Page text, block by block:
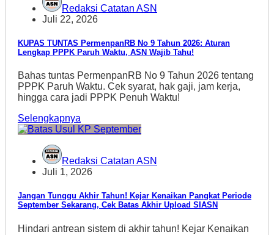
Redaksi Catatan ASN
Juli 22, 2026
KUPAS TUNTAS PermenpanRB No 9 Tahun 2026: Aturan
Lengkap PPPK Paruh Waktu, ASN Wajib Tahu!
Bahas tuntas PermenpanRB No 9 Tahun 2026 tentang
PPPK Paruh Waktu. Cek syarat, hak gaji, jam kerja,
hingga cara jadi PPPK Penuh Waktu!
Selengkapnya
Redaksi Catatan ASN
Juli 1, 2026
Jangan Tunggu Akhir Tahun! Kejar Kenaikan Pangkat Periode
September Sekarang, Cek Batas Akhir Upload SIASN
Hindari antrean sistem di akhir tahun! Kejar Kenaikan